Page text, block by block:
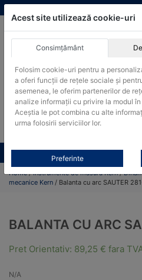
Skip
to
Produsele pot fi achizitionate
Products
search
Toate produsele
Home/Instrumente de masura Kern/
mecanice Kern / Balanta cu arc SAUTER
BALANTA CU ARC
Pret Orientativ: 89,25 € fara
N/A
Acest site utilizează cookie-uri
Consimțământ
Folosim cookie-uri pentru a
a oferi funcții de rețele sociale și
asemenea, le oferim partenerilor de
analize informații cu privire la modul
Aceștia le pot combina cu alte
urma folosirii serviciilor lor.
Preferinte